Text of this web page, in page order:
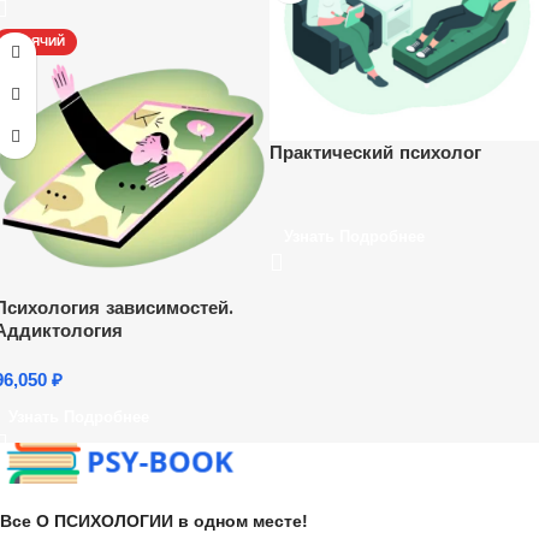
Практический психолог
ГОРЯЧИЙ
зависимостей.
₽
Все О ПСИХОЛОГИИ в одном месте!